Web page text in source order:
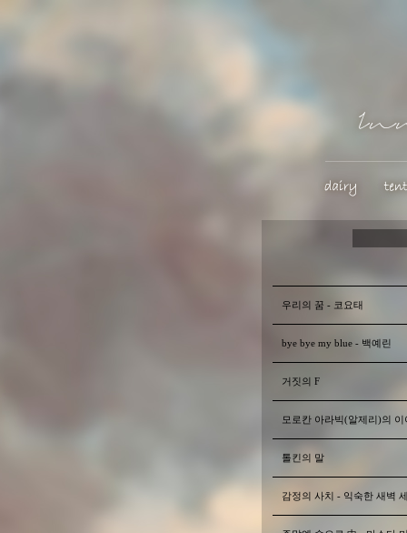
우리의 꿈 - 코요태
bye bye my blue - 백예린
거짓의 F
모로칸 아라빅(알제리)의
톨킨의 말
감정의 사치 - 익숙한 새벽